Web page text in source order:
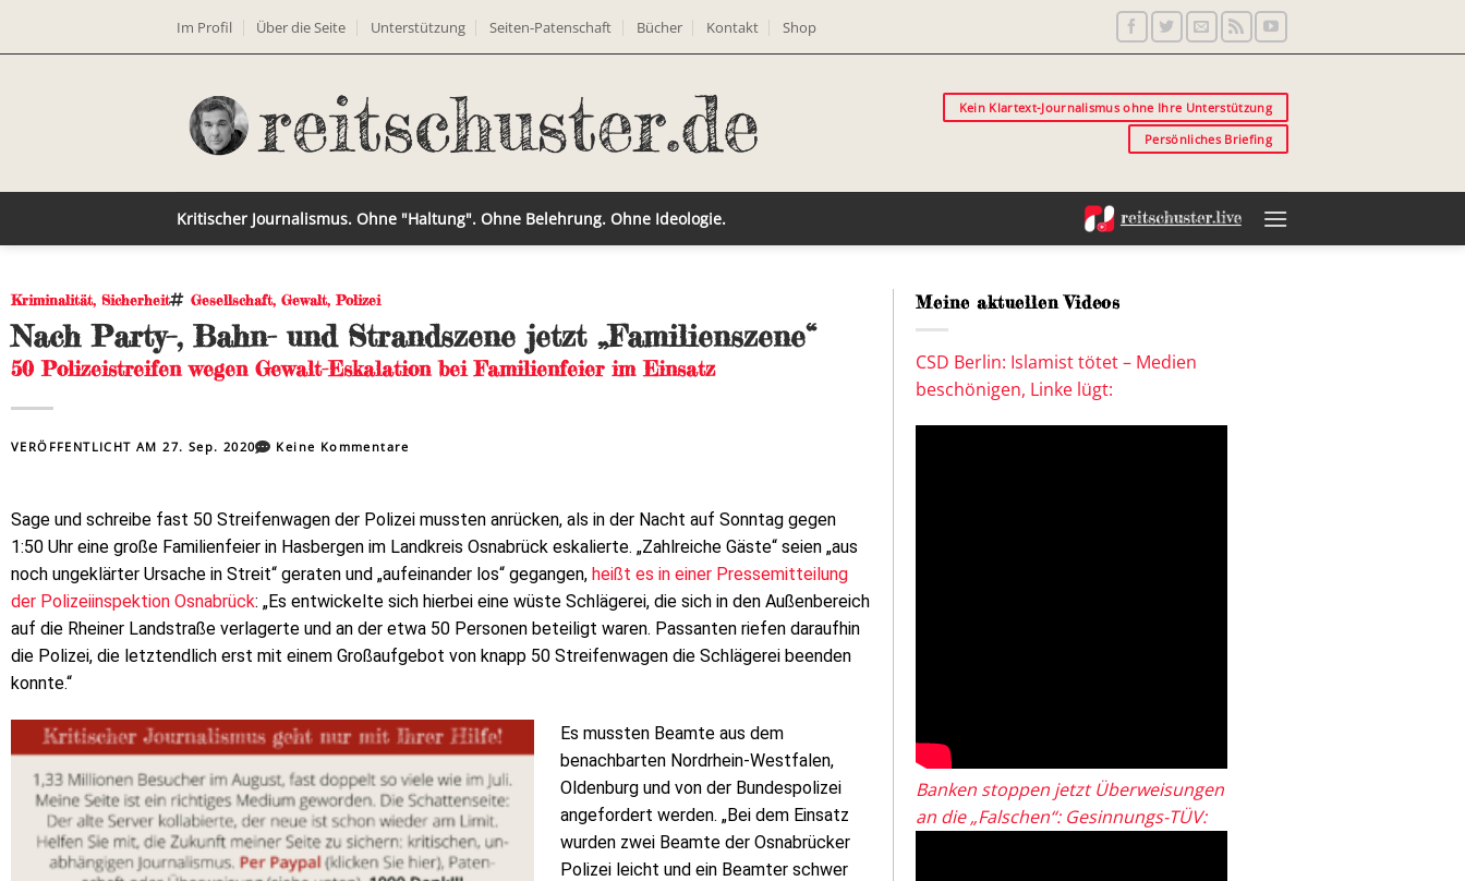
Im Profil Über die Seite Unterstützung Seiten-Patenschaft Bücher Kontakt Shop
Kein Klartext-Journalismus ohne Ihre Unterstützung
Persönliches Briefing
Kritischer Journalismus. Ohne "Haltung". Ohne Belehrung. Ohne Ideologie.
Kriminalität, Sicherheit Gesellschaft, Gewalt,Polizei
Nach Party–, Bahn- und Strandszene jetzt „Familienszene“
50 Polizeistreifen wegen Gewalt-Eskalation bei Familienfeier im Einsatz
VERÖFFENTLICHT AM27. Sep. 2020 Keine Kommentare
Sage und schreibe fast 50 Streifenwagen der Polizei mussten anrücken, als in der Nacht auf Sonntag gegen
1:50 Uhr eine große Familienfeier in Hasbergen im Landkreis Osnabrück eskalierte. „Zahlreiche Gäste“ seien „aus
noch ungeklärter Ursache in Streit“ geraten und „aufeinander los“ gegangen, heißt es in einer Pressemitteilung
der Polizeiinspektion Osnabrück: „Es entwickelte sich hierbei eine wüste Schlägerei, die sich in den Außenbereich
auf die Rheiner Landstraße verlagerte und an der etwa 50 Personen beteiligt waren. Passanten riefen daraufhin
die Polizei, die letztendlich erst mit einem Großaufgebot von knapp 50 Streifenwagen die Schlägerei beenden
konnte.“
Es mussten Beamte aus dem
benachbarten Nordrhein-Westfalen,
Oldenburg und von der Bundespolizei
angefordert werden. „Bei dem Einsatz
wurden zwei Beamte der Osnabrücker
Polizei leicht und ein Beamter schwer
Meine aktuellen Videos
CSD Berlin: Islamist tötet – Medien
beschönigen, Linke lügt:
Banken stoppen jetzt Überweisungen
an die „Falschen“: Gesinnungs-TÜV: